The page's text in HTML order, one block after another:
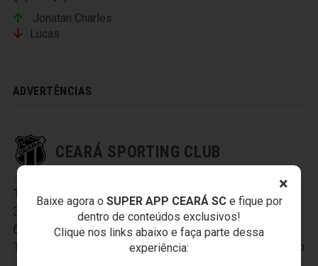
×
Baixe agora o SUPER APP CEARÁ SCe fique por
dentro de conteúdos exclusivos!
Clique nos links abaixo e faça parte dessa
experiência:
Jonatan Charles
Lucas
ADVERTÊNCIAS
CEARÁ SPORTING CLUB
Titulares: 1-Everson,2-Robertinho ,
3-Thiago Carvalho,4-Raul Silva,5-Richardson
6-Sanchez,7-Jhonnatan,9-Caio César ,
10-Emanuel Biancucchi,11-Assisinho 21-Serginho